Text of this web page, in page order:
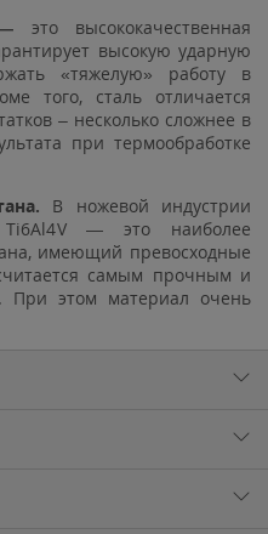
это высококачественная
высокую ударную
«тяжелую» работу в
того, сталь отличается
– несколько сложнее в
при термообработке
В ножевой индустрии
Ti6Al4V — это наиболее
имеющий превосходные
самым прочным и
При этом материал очень